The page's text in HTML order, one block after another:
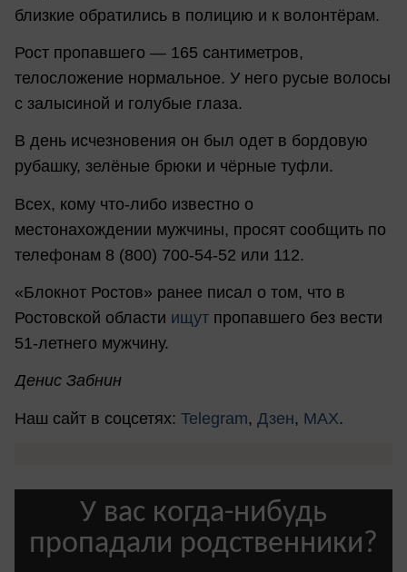
близкие обратились в полицию и к волонтёрам.
Рост пропавшего — 165 сантиметров,
телосложение нормальное. У него русые волосы
с залысиной и голубые глаза.
В день исчезновения он был одет в бордовую
рубашку, зелёные брюки и чёрные туфли.
Всех, кому что-либо известно о
местонахождении мужчины, просят сообщить по
телефонам 8 (800) 700-54-52 или 112.
«Блокнот Ростов» ранее писал о том, что в
Ростовской области ищут пропавшего без вести
51-летнего мужчину.
Денис Забнин
Наш сайт в соцсетях: Telegram, Дзен, MAX.